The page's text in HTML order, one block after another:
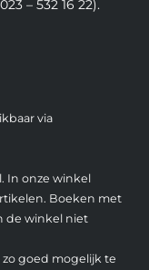
– 532 16 22).
via
In onze winkel
Boeken met
de winkel niet
goed mogelijk te